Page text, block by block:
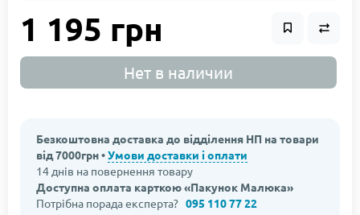
1 195 грн
Нет в наличии
Безкоштовна доставка до відділення НП на товари
від 7000грн •Умови доставки і оплати
14 днів на повернення товару
Доступна оплата карткою «Пакунок Малюка»
Потрібна порада експерта? 095 110 77 22